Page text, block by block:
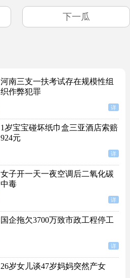
下一瓜
河南三支一扶考试存在规模性组
织作弊犯罪
详
1岁宝宝碰坏纸巾盒三亚酒店索赔
924元
详
女子开一天一夜空调后二氧化碳
中毒
详
国企拖欠3700万致市政工程停工
详
26岁女儿谈47岁妈妈突然产女